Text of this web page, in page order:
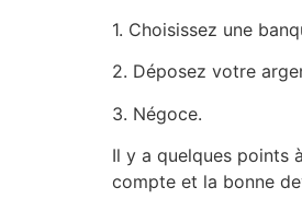
1. Choisissez une
2. Déposez votre
3. Négoce.
Il y a quelques points
compte et la bonne